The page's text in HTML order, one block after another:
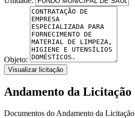
Objeto:
Visualizar licitação
Andamento da Licitação
Documentos do Andamento da Licitação